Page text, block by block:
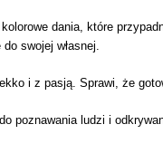
dania, które
swojej własnej.
i z pasją. Sprawi, że
poznawania ludzi i